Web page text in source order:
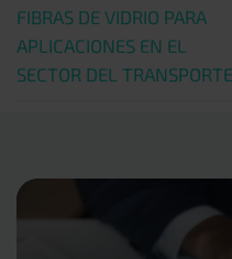
FIBRAS DE VIDRIO PARA
APLICACIONES EN EL
SECTOR DEL TRANSPORTE